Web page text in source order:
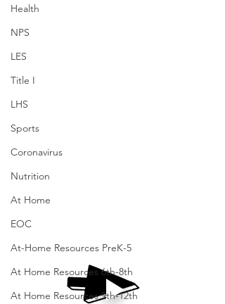
Health
NPS
LES
Title I
LHS
Sports
Coronavirus
Nutrition
At Home
EOC
At-Home Resources PreK-5
At Home Resources 6th-8th
At Home Resources 9th-12th